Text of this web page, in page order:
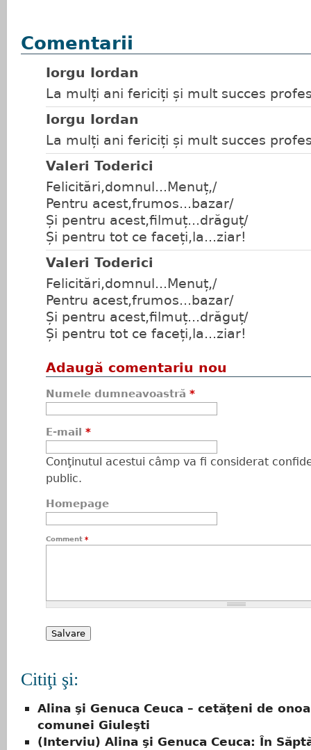
Comentarii
Iorgu Iordan
La mulți ani fericiți și mult succes
Iorgu Iordan
La mulți ani fericiți și mult succes
Valeri Toderici
Felicitări,domnul...Menuț,/
Pentru acest,frumos...bazar/
Și pentru acest,filmuț...drăguț/
Și pentru tot ce faceți,la...ziar!
Valeri Toderici
Felicitări,domnul...Menuț,/
Pentru acest,frumos...bazar/
Și pentru acest,filmuț...drăguț/
Și pentru tot ce faceți,la...ziar!
Adaugă comentariu nou
Numele dumneavoastră *
E-mail *
Conţinutul acestui câmp va fi considerat
public.
Homepage
Comment *
Citiţi şi:
Alina şi Genuca Ceuca – cetăţeni de
comunei Giuleşti
(Interviu) Alina şi Genuca Ceuca: În